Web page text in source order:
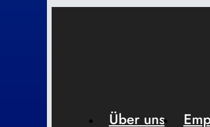
Über uns